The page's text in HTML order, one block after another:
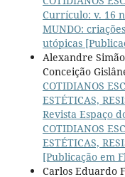
Currículo: v. 16
MUNDO:
utópicas
Alexandre
Conceição
COTIDIANOS
ESTÉTICAS,
Revista Espaço
COTIDIANOS
ESTÉTICAS,
[Publicação em
Carlos Eduardo